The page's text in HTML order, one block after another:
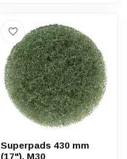
Superpads 430 mm
(17"), M30